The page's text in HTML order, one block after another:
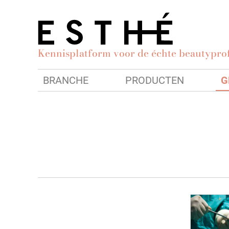
Kennisplatform voor de échte
BRANCHE PRODUCTEN